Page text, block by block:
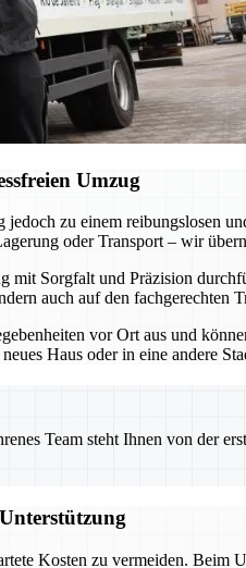
Umzug
zu einem reibungslosen
oder Transport – wir
mit Sorgfalt und Präzision
auch auf den fachgerechten
vor Ort aus und
Haus oder in eine andere
Team steht Ihnen von der
Kosten zu vermeiden.